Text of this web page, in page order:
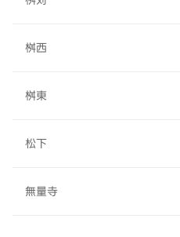
桝西
桝東
松下
無量寺